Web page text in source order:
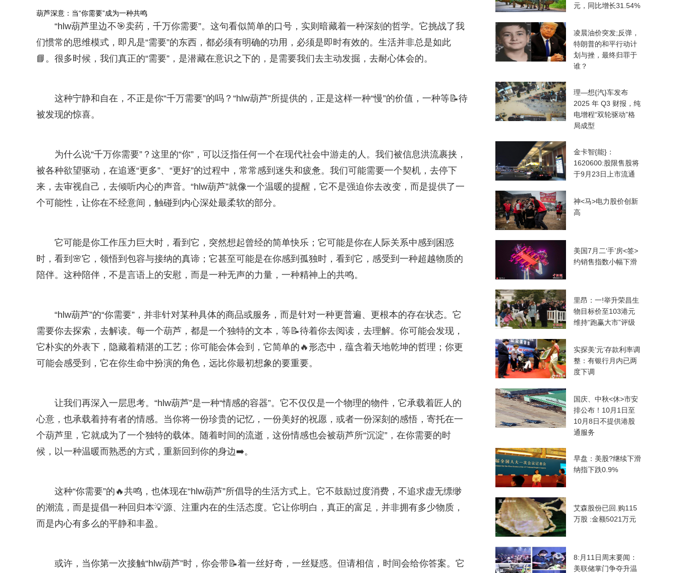
葫芦深意：当“你需要”成为一种共鸣
“hlw葫芦里边不🎯卖药，千万你需要”。这句看似简单的口号，实则暗藏着一种深刻的哲学。它挑战了我
们惯常的思维模式，即凡是“需要”的东西，都必须有明确的功用，必须是即时有效的。生活并非总是如此
📘。很多时候，我们真正的“需要”，是潜藏在意识之下的，是需要我们去主动发掘，去耐心体会的。
这种宁静和自在，不正是你“千万需要”的吗？“hlw葫芦”所提供的，正是这样一种“慢”的价值，一种等📝待
被发现的惊喜。
为什么说“千万你需要”？这里的“你”，可以泛指任何一个在现代社会中游走的人。我们被信息洪流裹挟，
被各种欲望驱动，在追逐“更多”、“更好”的过程中，常常感到迷失和疲惫。我们可能需要一个契机，去停下
来，去审视自己，去倾听内心的声音。“hlw葫芦”就像一个温暖的提醒，它不是强迫你去改变，而是提供了一
个可能性，让你在不经意间，触碰到内心深处最柔软的部分。
它可能是你工作压力巨大时，看到它，突然想起曾经的简单快乐；它可能是你在人际关系中感到困惑
时，看到🌸它，领悟到包容与接纳的真谛；它甚至可能是在你感到孤独时，看到它，感受到一种超越物质的
陪伴。这种陪伴，不是言语上的安慰，而是一种无声的力量，一种精神上的共鸣。
“hlw葫芦”的“你需要”，并非针对某种具体的商品或服务，而是针对一种更普遍、更根本的存在状态。它
需要你去探索，去解读。每一个葫芦，都是一个独特的文本，等📝待着你去阅读，去理解。你可能会发现，
它朴实的外表下，隐藏着精湛的工艺；你可能会体会到，它简单的🔥形态中，蕴含着天地乾坤的哲理；你更
可能会感受到，它在你生命中扮演的角色，远比你最初想象的要重要。
让我们再深入一层思考。“hlw葫芦”是一种“情感的容器”。它不仅仅是一个物理的物件，它承载着匠人的
心意，也承载着持有者的情感。当你将一份珍贵的记忆，一份美好的祝愿，或者一份深刻的感悟，寄托在一
个葫芦里，它就成为了一个独特的载体。随着时间的流逝，这份情感也会被葫芦所“沉淀”，在你需要的时
候，以一种温暖而熟悉的方式，重新回到你的身边➡️。
这种“你需要”的🔥共鸣，也体现在“hlw葫芦”所倡导的生活方式上。它不鼓励过度消费，不追求虚无缥缈
的潮流，而是提倡一种回归本💡源、注重内在的生活态度。它让你明白，真正的富足，并非拥有多少物质，
而是内心有多么的平静和丰盈。
或许，当你第一次接触“hlw葫芦”时，你会带📝着一丝好奇，一丝疑惑。但请相信，时间会给你答案。它
元，同比增长31.54%
凌晨油价突发;反弹，
特朗普的和平行动计
划与挫，最终归罪于
谁？
理—想{汽}车发布
2025 年 Q3 财报，纯
电增程“双轮驱动”格
局成型
金卡智{能}：
1620600:股限售股将
于9月23日上市流通
神<马>电力股价创新
高
美国7月二‘手’房<签>
约销售指数小幅下滑
里昂：一!举升荣昌生
物目标价至103港元
维持“跑赢大市”评级
实探美‘元’存款利率调
整：有银行月内已两
度下调
国庆、中秋<休>市安
排公布！10月1日至
10月8日不提供港股
通服务
早盘：美股?继续下滑
纳指下跌0.9%
艾森股份已回.购115
万股 :金额5021万元
8:月11日周末要闻：
美联储掌门争夺升温